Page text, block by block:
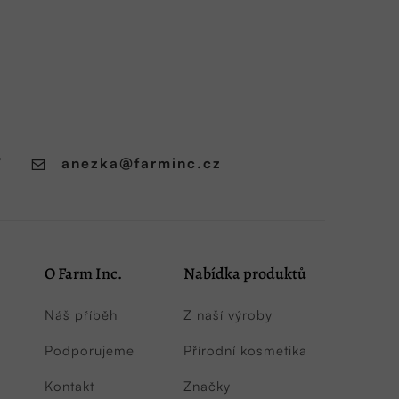
anezka @farminc.cz
O Farm Inc.
Náš příběh
Podporujeme
Kontakt
Nabídka produktů
Z naší výroby
Přírodní kosmetika
Značky